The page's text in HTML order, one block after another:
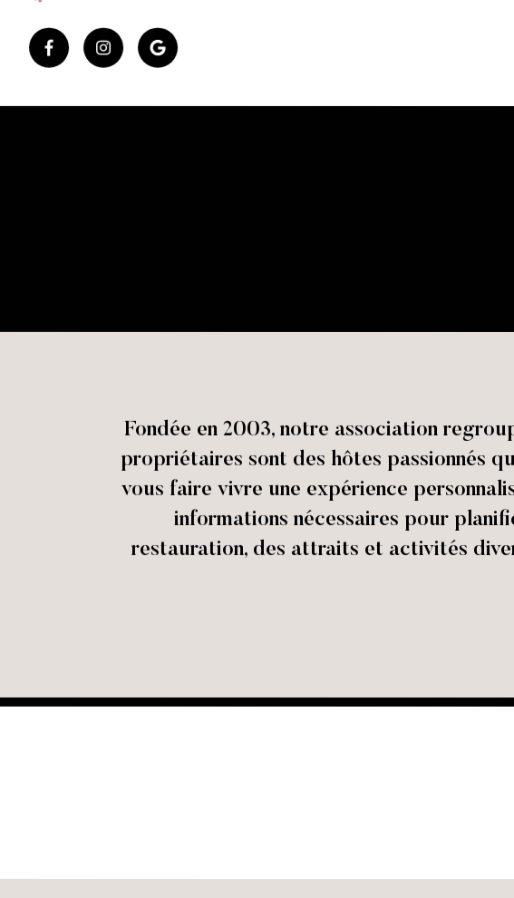
Fondée en 2003, notre association
propriétaires sont des hôtes passionnés
vous faire vivre une expérience
informations nécessaires pour
restauration, des attraits et activités